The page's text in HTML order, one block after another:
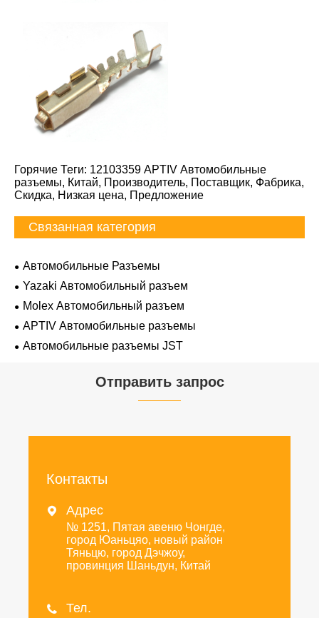
Горячие Теги: 12103359 APTIV Автомобильные
разъемы, Китай, Производитель, Поставщик, Фабрика,
Скидка, Низкая цена, Предложение
Связанная категория
Автомобильные Разъемы
Yazaki Автомобильный разъем
Molex Автомобильный разъем
APTIV Автомобильные разъемы
Автомобильные разъемы JST
Отправить запрос
Контакты
 Адрес
№ 1251, Пятая авеню Чонгде,
город Юаньцяо, новый район
Тяньцю, город Дэчжоу,
провинция Шаньдун, Китай
 Тел.